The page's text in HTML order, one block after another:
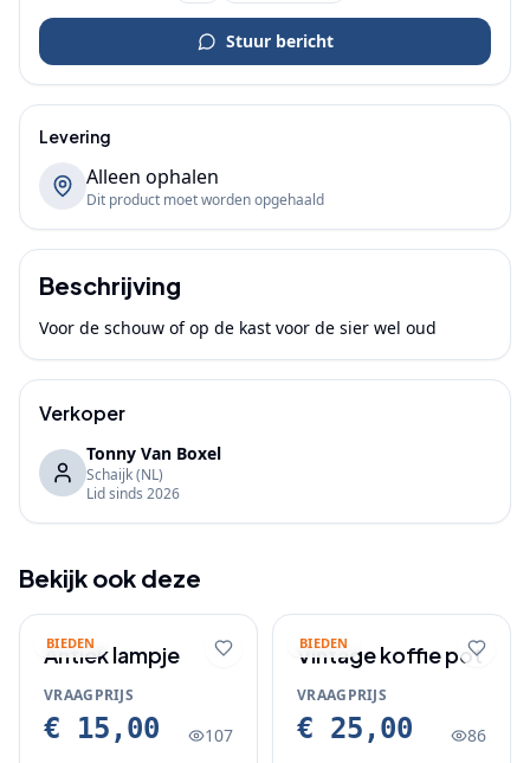
Stuur bericht
Levering
Alleen ophalen
Dit product moet worden opgehaald
Beschrijving
Voor de schouw of op de kast voor de sier wel oud
Verkoper
Tonny Van Boxel
Schaijk(NL)
Lid sinds 2026
Bekijk ook deze
BIEDEN
Antiek lampje
VRAAGPRIJS
€ 15,00 107
BIEDEN
Vintage koffie pot
VRAAGPRIJS
€ 25,00 86